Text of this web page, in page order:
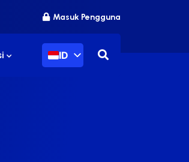
Masuk Pengguna
ID